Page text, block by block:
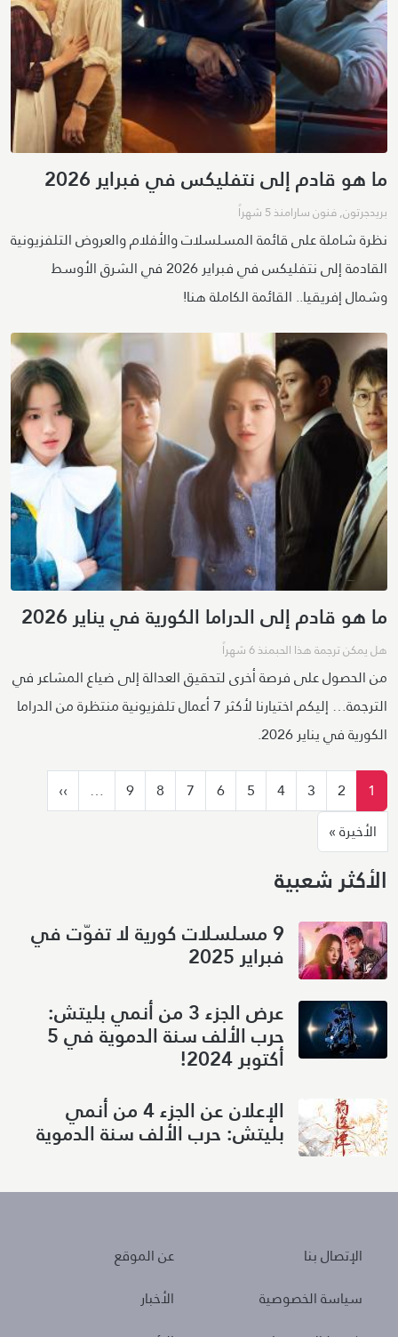
ما هو قادم إلى نتفليكس في فبراير 2026
بريدجرتون,فنون سارامنذ 5 شهراً
نظرة شاملة على قائمة المسلسلات والأفلام والعروض التلفزيونية
القادمة إلى نتفليكس في فبراير 2026 في الشرق الأوسط
وشمال إفريقيا.. القائمة الكاملة هنا!
ما هو قادم إلى الدراما الكورية في يناير 2026
هل يمكن ترجمة هذا الحبمنذ 6 شهراً
من الحصول على فرصة أخرى لتحقيق العدالة إلى ضياع المشاعر في
الترجمة… إليكم اختيارنا لأكثر 7 أعمال تلفزيونية منتظرة من الدراما
الكورية في يناير 2026.
ترقيم الصفحات
1
2
3
4
5
6
7
8
9
…
››
الأخيرة »
الأكثر شعبية
9 مسلسلات كورية لا تفوّت في
فبراير 2025
عرض الجزء 3 من أنمي بليتش:
حرب الألف سنة الدموية في 5
أكتوبر 2024!
الإعلان عن الجزء 4 من أنمي
بليتش: حرب الألف سنة الدموية
Policies
الإتصال بنا
سياسة الخصوصية
About
عن الموقع
الأخبار